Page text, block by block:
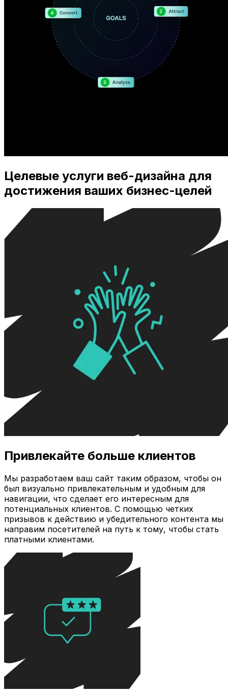
Целевые услуги веб-дизайна для
достижения ваших бизнес-целей
Привлекайте больше клиентов
Мы разработаем ваш сайт таким образом, чтобы он
был визуально привлекательным и удобным для
навигации, что сделает его интересным для
потенциальных клиентов. С помощью четких
призывов к действию и убедительного контента мы
направим посетителей на путь к тому, чтобы стать
платными клиентами.